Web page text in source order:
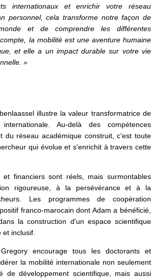
internationaux et enrichir votre réseau
personnel, cela transforme notre façon de
et de comprendre les différentes
la mobilité est une aventure humaine
et elle a un impact durable sur votre vie
»
illustre la valeur transformatrice de
Au-delà des compétences
du réseau académique construit, c'est toute
qui évolue et s'enrichit à travers cette
et financiers sont réels, mais surmontables
rigoureuse, à la persévérance et à la
Les programmes de coopération
franco-marocain dont Adam a bénéficié,
la construction d'un espace scientifique
inclusif.
Gregory encourage tous les doctorants et
la mobilité internationale non seulement
de développement scientifique, mais aussi